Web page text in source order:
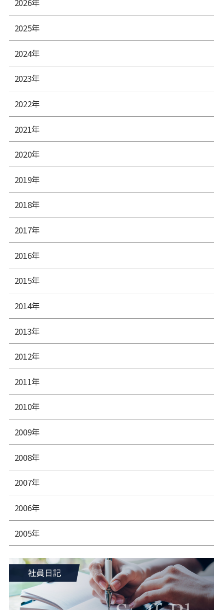
2026年
2025年
2024年
2023年
2022年
2021年
2020年
2019年
2018年
2017年
2016年
2015年
2014年
2013年
2012年
2011年
2010年
2009年
2008年
2007年
2006年
2005年